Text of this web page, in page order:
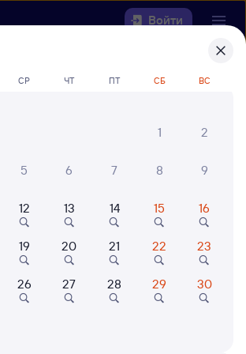
Войти
чтобы найтиж/д
— Крымская
Найти поезда
СР ЧТ ПТ СБ ВС
1
2
5 6 7 8 9
12 13 14 15 16
19 20 21 22 23
26 27 28 29 30